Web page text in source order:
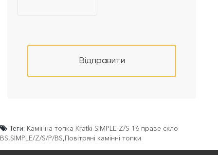
Відправити
Теги: Камінна топка Kratki SIMPLE Z/S 16 праве скло
BS,SIMPLE/Z/S/P/BS,Повітряні камінні топки